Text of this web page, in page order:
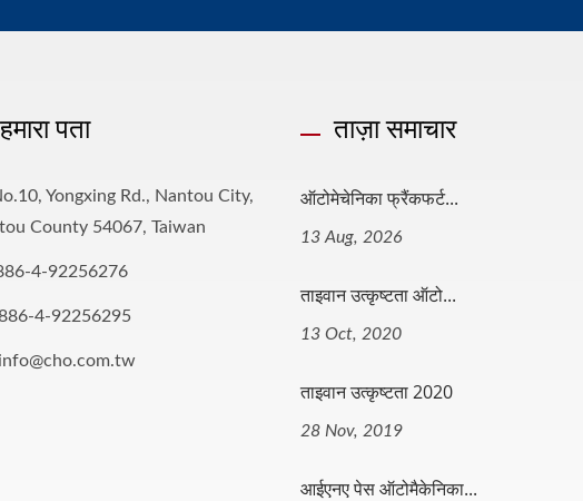
हमारा पता
Yongxing Rd., Nantou City,
County 54067, Taiwan
4-92256276
4-92256295
info@cho.com.tw
ताज़ा समाचार
ऑटोमेचेनिका फ्रैंकफर्ट...
13 Aug, 2026
ताइवान उत्कृष्टता ऑटो...
13 Oct, 2020
ताइवान उत्कृष्टता 2020
28 Nov, 2019
आईएनए पेस ऑटोमैकेनिका...